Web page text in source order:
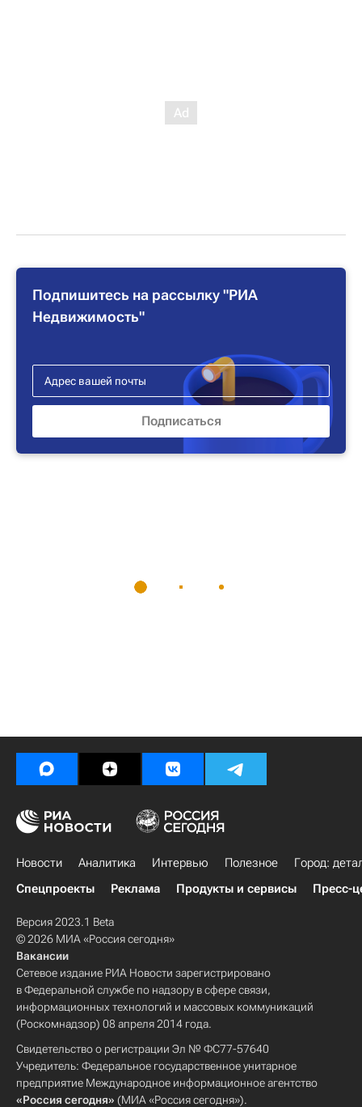
Подпишитесь на рассылку "РИА
Недвижимость"
Новости Аналитика Интервью Полезное
Город:
Спецпроекты
Реклама Продукты и сервисы Пресс-
Версия 2023.1 Beta
© 2026 МИА «Россия сегодня»
Вакансии
Сетевое издание РИА Новости зарегистрировано
в Федеральной службе по надзору в сфере связи,
информационных технологий и массовых коммуникаций
(Роскомнадзор) 08 апреля 2014 года.
Свидетельство о регистрации Эл № ФС77-57640
Учредитель: Федеральное государственное унитарное
предприятие Международное информационное агентство
«Россия сегодня» (МИА «Россия сегодня»).